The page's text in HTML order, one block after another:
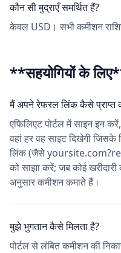
कौन सी मुद्राएँ समर्थित हैं?
केवल USD। सभी कमीशन
**सहयोगियों के
मैं अपने रेफरल लिंक कैसे प्राप्त
एफिलिएट पोर्टल में साइन इन
वहां हर वह साइट दिखेगी
लिंक (जैसे
को साझा करें; जब कोई
अनुसार कमीशन कमाते हैं।
मुझे भुगतान कैसे मिलता है?
पोर्टल से लंबित कमीशन की